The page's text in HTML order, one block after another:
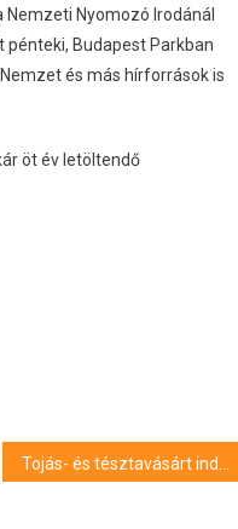
Nyomozó Irodánál
pénteki, Budapest Parkban
és más hírforrások is
öt év letöltendő